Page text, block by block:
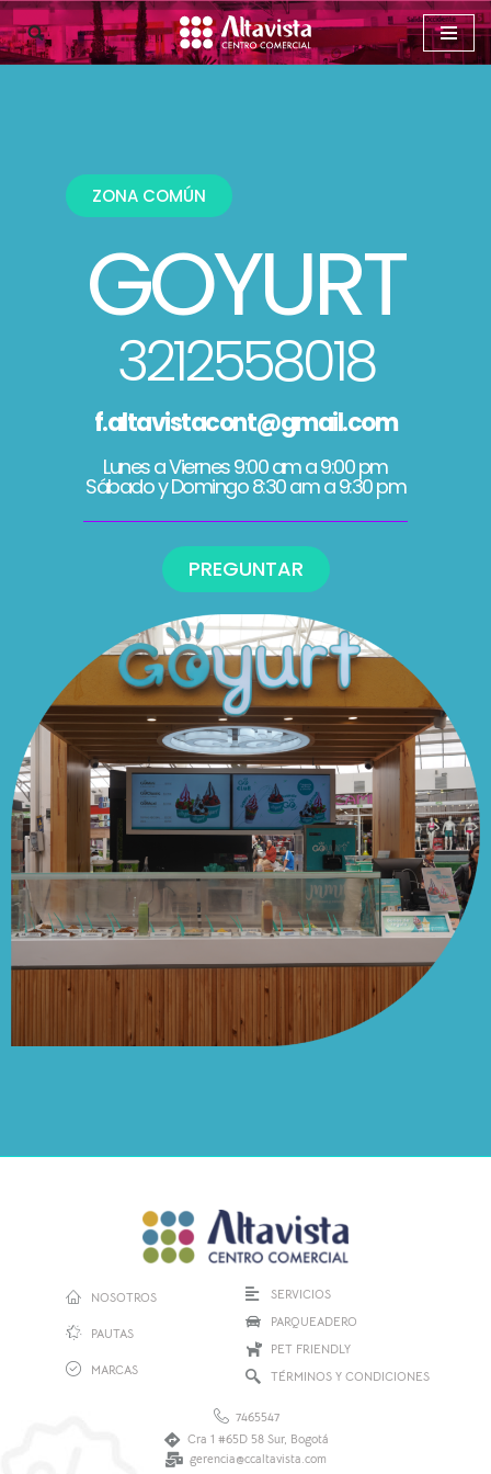
Saltar
ZONA COMÚN
GOYURT
3212558018
f.altavistacont@gmail.com
Lunes a Viernes 9:00 am a 9:00 pm
Sábado y Domingo 8:30 am a 9:30 pm
PREGUNTAR
NOSOTROS
PAUTAS
MARCAS
SERVICIOS
PARQUEADERO
PET FRIENDLY
TÉRMINOS Y CONDICIONES
7465547
Cra 1 #65D 58 Sur, Bogotá
gerencia@ccaltavista.com